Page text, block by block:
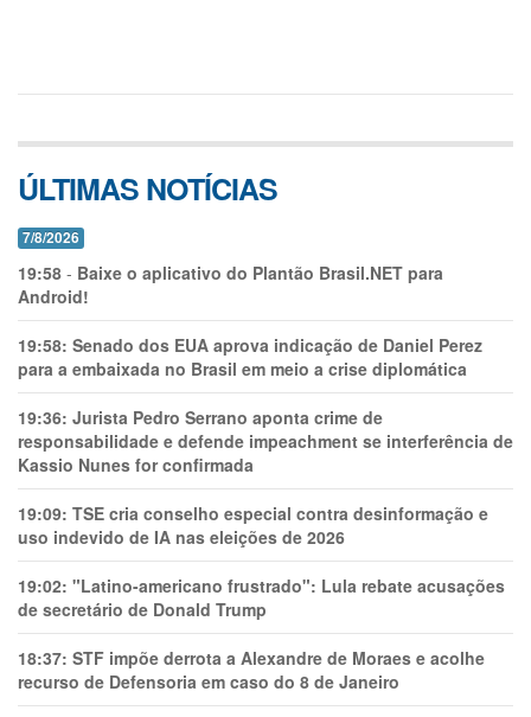
ÚLTIMAS NOTÍCIAS
7/8/2026
19:58 - Baixe o aplicativo do Plantão Brasil.NET para
Android!
19:58: Senado dos EUA aprova indicação de Daniel Perez
para a embaixada no Brasil em meio a crise diplomática
19:36: Jurista Pedro Serrano aponta crime de
responsabilidade e defende impeachment se interferência de
Kassio Nunes for confirmada
19:09: TSE cria conselho especial contra desinformação e
uso indevido de IA nas eleições de 2026
19:02: "Latino-americano frustrado": Lula rebate acusações
de secretário de Donald Trump
18:37: STF impõe derrota a Alexandre de Moraes e acolhe
recurso de Defensoria em caso do 8 de Janeiro